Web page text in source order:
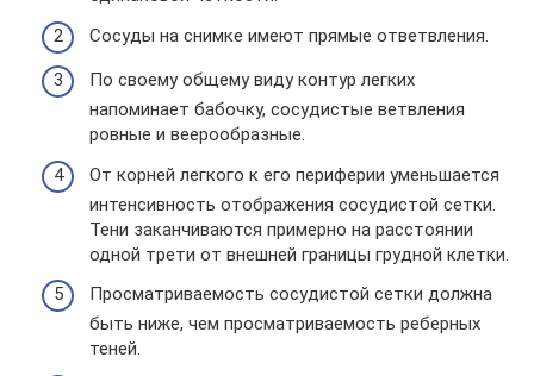
Сосуды на снимке имеют прямые ответвления.
По своему общему виду контур легких
напоминает бабочку, сосудистые ветвления
ровные и веерообразные.
От корней легкого к его периферии уменьшается
интенсивность отображения сосудистой сетки.
Тени заканчиваются примерно на расстоянии
одной трети от внешней границы грудной клетки.
Просматриваемость сосудистой сетки должна
быть ниже, чем просматриваемость реберных
теней.